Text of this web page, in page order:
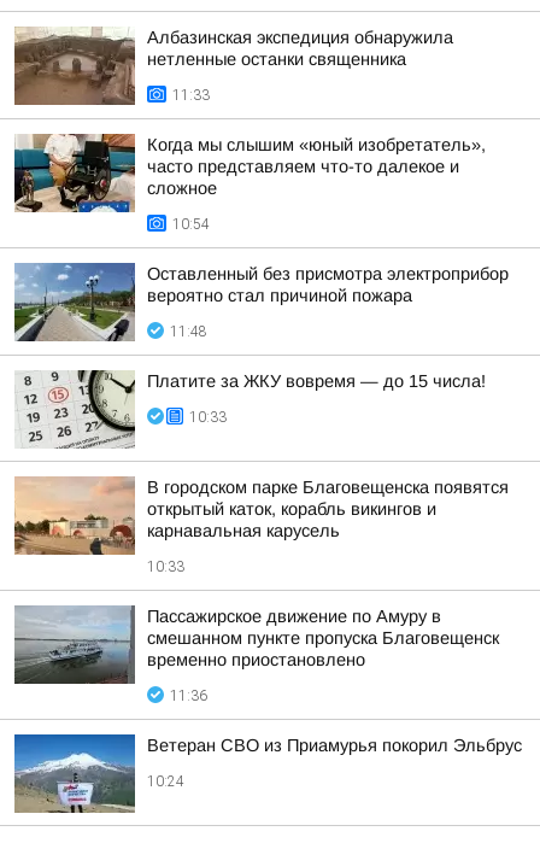
Албазинская экспедиция обнаружила
нетленные останки священника
11:33
Когда мы слышим «юный изобретатель»,
часто представляем что-то далекое и
сложное
10:54
Оставленный без присмотра электроприбор
вероятно стал причиной пожара
11:48
Платите за ЖКУ вовремя — до 15 числа!
10:33
В городском парке Благовещенска появятся
открытый каток, корабль викингов и
карнавальная карусель
10:33
Пассажирское движение по Амуру в
смешанном пункте пропуска Благовещенск
временно приостановлено
11:36
Ветеран СВО из Приамурья покорил Эльбрус
10:24